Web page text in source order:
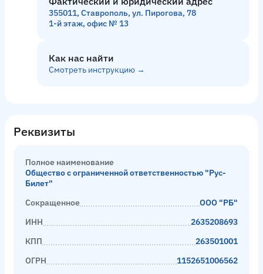
355011, Ставрополь, ул. Пирогова, 78
1‑й этаж, офис № 13
Как нас найти
Смотреть инструкцию →
Реквизиты
Полное наименование
Общество с ограниченной ответственностью "Рус-
Билет"
Сокращенное
ООО "РБ"
ИНН
2635208693
КПП
263501001
ОГРН
1152651006562